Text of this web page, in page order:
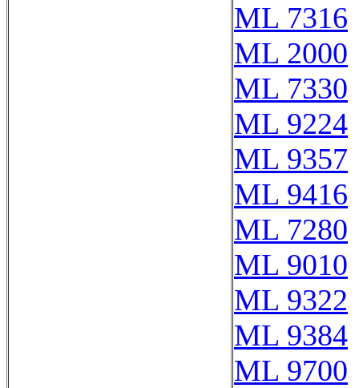
ML 7316
ML 2000
ML 7330
ML 9224
ML 9357
ML 9416
ML 7280
ML 9010
ML 9322
ML 9384
ML 9700